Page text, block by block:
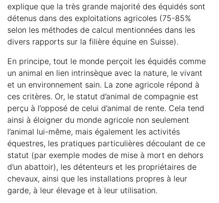
explique que la très grande majorité des équidés sont
détenus dans des exploitations agricoles (75-85%
selon les méthodes de calcul mentionnées dans les
divers rapports sur la filière équine en Suisse).
En principe, tout le monde perçoit les équidés comme
un animal en lien intrinsèque avec la nature, le vivant
et un environnement sain. La zone agricole répond à
ces critères. Or, le statut d’animal de compagnie est
perçu à l’opposé de celui d’animal de rente. Cela tend
ainsi à éloigner du monde agricole non seulement
l’animal lui-même, mais également les activités
équestres, les pratiques particulières découlant de ce
statut (par exemple modes de mise à mort en dehors
d’un abattoir), les détenteurs et les propriétaires de
chevaux, ainsi que les installations propres à leur
garde, à leur élevage et à leur utilisation.